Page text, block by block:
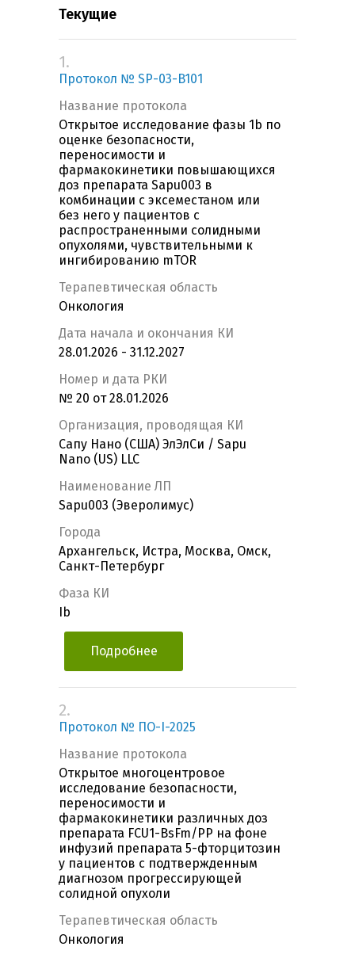
Текущие
1.
Протокол № SP-03-B101
Название протокола
Открытое исследование фазы 1b по
оценке безопасности,
переносимости и
фармакокинетики повышающихся
доз препарата Sapu003 в
комбинации с экcеместаном или
без него у пациентов с
распространенными солидными
опухолями, чувствительными к
ингибированию mTOR
Терапевтическая область
Онкология
Дата начала и окончания КИ
28.01.2026 - 31.12.2027
Номер и дата РКИ
№ 20 от 28.01.2026
Организация, проводящая КИ
Сапу Нано (США) ЭлЭлСи / Sapu
Nano (US) LLC
Наименование ЛП
Sapu003 (Эверолимус)
Города
Архангельск, Истра, Москва, Омск,
Санкт-Петербург
Фаза КИ
Ib
Подробнее
2.
Протокол № ПО-I-2025
Название протокола
Открытое многоцентровое
исследование безопасности,
переносимости и
фармакокинетики различных доз
препарата FCU1-BsFm/PP на фоне
инфузий препарата 5-фторцитозин
у пациентов c подтвержденным
диагнозом прогрессирующей
солидной опухоли
Терапевтическая область
Онкология